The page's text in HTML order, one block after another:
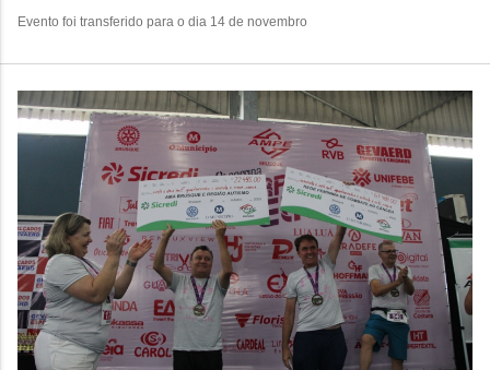
Evento foi transferido para o dia 14 de novembro